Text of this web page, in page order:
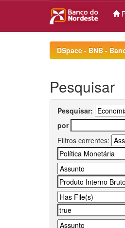
DSpace - BNB -
Pesquisar
Pesquisar:
por
Filtros correntes: